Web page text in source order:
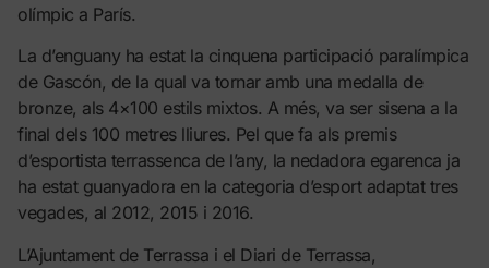
olímpic a París.
La d’enguany ha estat la cinquena participació paralímpica
de Gascón, de la qual va tornar amb una medalla de
bronze, als 4×100 estils mixtos. A més, va ser sisena a la
final dels 100 metres lliures. Pel que fa als premis
d’esportista terrassenca de l’any, la nedadora egarenca ja
ha estat guanyadora en la categoria d’esport adaptat tres
vegades, al 2012, 2015 i 2016.
L’Ajuntament de Terrassa i el Diari de Terrassa,